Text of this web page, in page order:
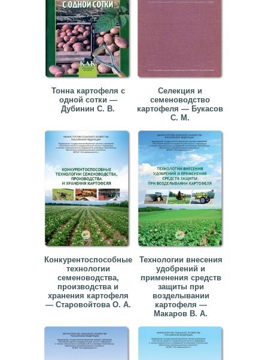
Тонна картофеля с
одной сотки —
Дубинин С. В.
Селекция и
семеноводство
картофеля — Букасов
С. М.
Конкурентоспособные
технологии
семеноводства,
производства и
хранения картофеля
— Старовойтова О. А.
Технологии внесения
удобрений и
применения средств
защиты при
возделывании
картофеля —
Макаров В. А.